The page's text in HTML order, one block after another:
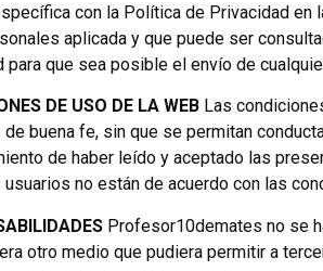
con la Política de Privacidad
aplicada y que puede ser
para que sea posible el envío de
DE USO DE LA WEB Las
buena fe, sin que se permitan
de haber leído y aceptado las
no están de acuerdo con las
Profesor10demates no se
otro medio que pudiera permitir a